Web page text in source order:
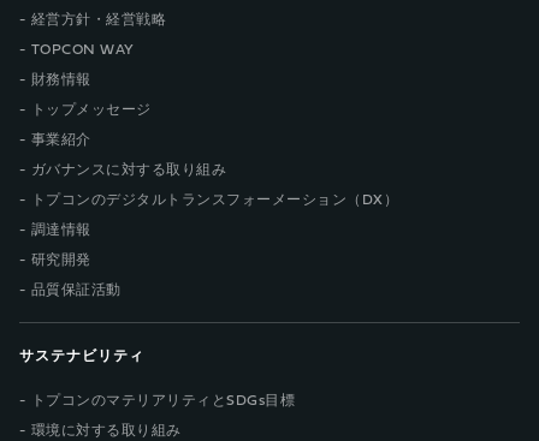
経営方針・経営戦略
TOPCON WAY
財務情報
トップメッセージ
事業紹介
ガバナンスに対する取り組み
トプコンのデジタルトランスフォーメーション（DX）
調達情報
研究開発
品質保証活動
サステナビリティ
トプコンのマテリアリティとSDGs目標
環境に対する取り組み